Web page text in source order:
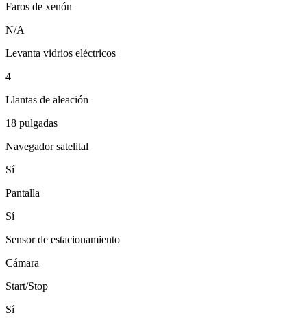
Faros de xenón
N/A
Levanta vidrios eléctricos
4
Llantas de aleación
18 pulgadas
Navegador satelital
Sí
Pantalla
Sí
Sensor de estacionamiento
Cámara
Start/Stop
Sí